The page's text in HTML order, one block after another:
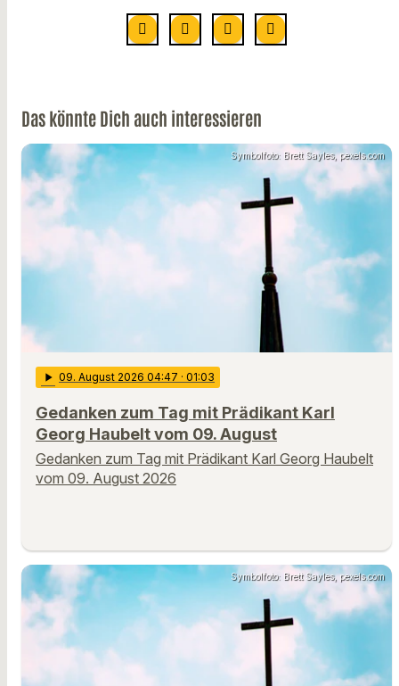
Das könnte Dich auch interessieren
Symbolfoto: Brett Sayles, pexels.com
play_arrow 09. August 2026 04:47 · 01:03
Gedanken zum Tag mit Prädikant Karl
Georg Haubelt vom 09. August
Gedanken zum Tag mit Prädikant Karl Georg Haubelt
vom 09. August 2026
Symbolfoto: Brett Sayles, pexels.com